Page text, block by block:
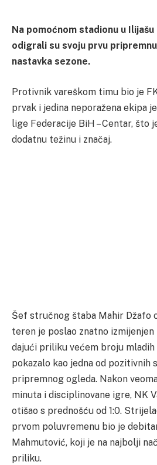
Na pomoćnom stadionu u
odigrali su svoju prvu
nastavka sezone.
Protivnik vareškom timu bio je
prvak i jedina neporažena ekipa
lige Federacije BiH – Centar, što
dodatnu težinu i značaj.
Šef stručnog štaba Mahir Džafo
teren je poslao znatno izmijenjen
dajući priliku većem broju mladih
pokazalo kao jedna od pozitivnih
pripremnog ogleda. Nakon
minuta i disciplinovane igre, NK
otišao s prednošću od 1:0.
prvom poluvremenu bio je
Mahmutović, koji je na najbolji
priliku.